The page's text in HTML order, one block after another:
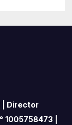
| Director
|